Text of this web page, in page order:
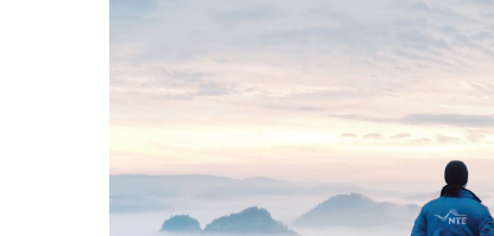
Årsresultat 2025: Solid NTE-
kraftpriser
Svært lave kraftpriser preger NTEs 2025-
likevel et solid resultat etter skatt på 473
millioner kroner i 2024. NTE la også